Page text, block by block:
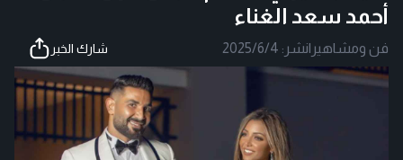
أحمد سعد الغناء
فن ومشاهير |نشر: 2025/6/4 شارك الخبر